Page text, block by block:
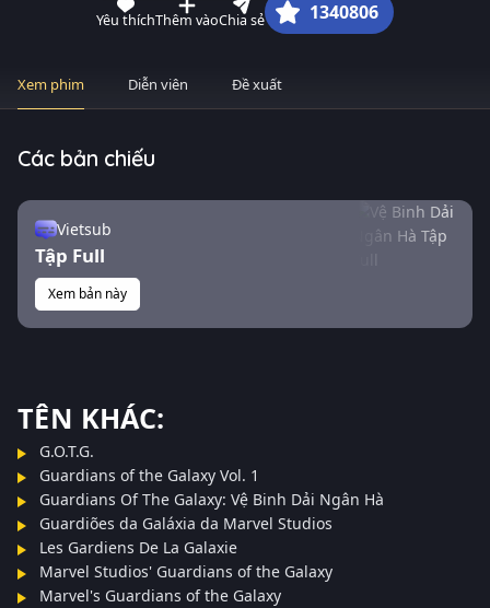
Yêu thíchThêm vàoChia sẻ 1340806
Xem phim Diễn viên Đề xuất
Các bản chiếu
Vietsub
Tập Full
Xem bản này
TÊN KHÁC:
G.O.T.G.
Guardians of the Galaxy Vol. 1
Guardians Of The Galaxy: Vệ Binh Dải Ngân Hà
Guardiões da Galáxia da Marvel Studios
Les Gardiens De La Galaxie
Marvel Studios' Guardians of the Galaxy
Marvel's Guardians of the Galaxy